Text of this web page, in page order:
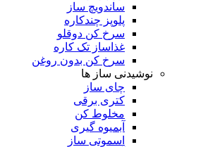
ساندویچ ساز
پلوپز چندکاره
سرخ کن دوقلو
غذاساز تک کاره
سرخ کن بدون روغن
نوشیدنی ساز ها
چای ساز
کتری برقی
مخلوط کن
آبمیوه گیری
اسموتی ساز